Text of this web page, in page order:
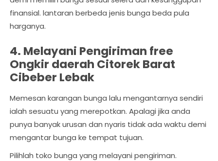
finansial. lantaran berbeda jenis bunga beda pula
harganya.
4. Melayani Pengiriman free
Ongkir daerah Citorek Barat
Cibeber Lebak
Memesan karangan bunga lalu mengantarnya sendiri
ialah sesuatu yang merepotkan. Apalagi jika anda
punya banyak urusan dan nyaris tidak ada waktu demi
mengantar bunga ke tempat tujuan.
Pilihlah toko bunga yang melayani pengiriman.